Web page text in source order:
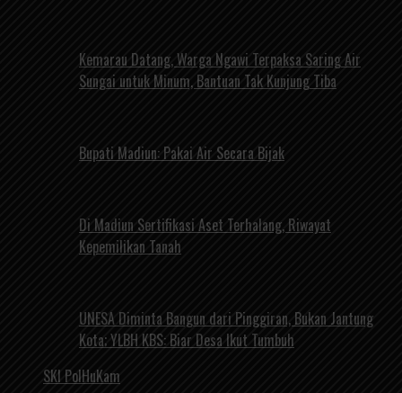
Kemarau Datang, Warga Ngawi Terpaksa Saring Air
Sungai untuk Minum, Bantuan Tak Kunjung Tiba
Bupati Madiun: Pakai Air Secara Bijak
Di Madiun Sertifikasi Aset Terhalang, Riwayat
Kepemilikan Tanah
UNESA Diminta Bangun dari Pinggiran, Bukan Jantung
Kota; YLBH KBS: Biar Desa Ikut Tumbuh
SKI PolHuKam